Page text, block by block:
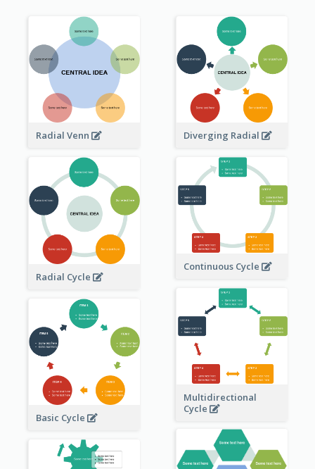
Radial Venn Diverging Radial
Radial Cycle
Continuous Cycle
Multidirectional
Cycle
Basic Cycle